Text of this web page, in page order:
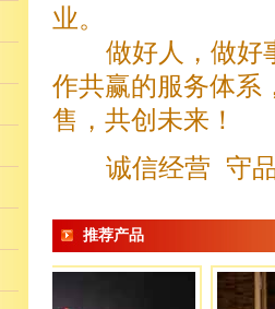
业。
做好人，做好事
作共赢的服务体系
售，共创未来！
诚信经营 守品
推荐产品